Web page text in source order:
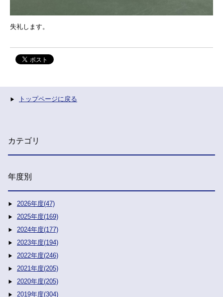
失礼します。
トップページに戻る
カテゴリ
年度別
2026年度(47)
2025年度(169)
2024年度(177)
2023年度(194)
2022年度(246)
2021年度(205)
2020年度(205)
2019年度(304)